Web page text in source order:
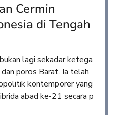
Cermin
di Tengah
lagi sekadar ketega
poros Barat. Ia telah
kontemporer yang
abad ke-21 secara p